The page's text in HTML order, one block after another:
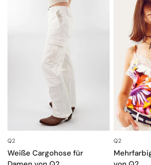
Q2
Weiße Cargohose für
Q2